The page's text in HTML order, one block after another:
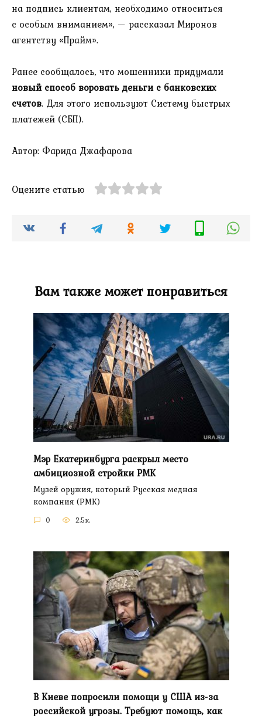
на подпись клиентам, необходимо относиться
с особым вниманием», — рассказал Миронов
агентству «Прайм».
Ранее сообщалось, что мошенники придумали
новый способ воровать деньги с банковских
счетов. Для этого используют Систему быстрых
платежей (СБП).
Автор: Фарида Джафарова
Оцените статью
Вам также может понравиться
Мэр Екатеринбурга раскрыл место
амбициозной стройки РМК
Музей оружия, который Русская медная
компания (РМК)
0 2.5к.
В Киеве попросили помощи у США из-за
российской угрозы. Требуют помощь, как